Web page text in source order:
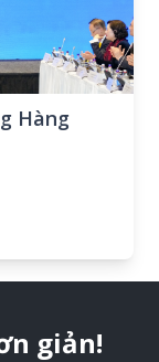
Hàng
giản!